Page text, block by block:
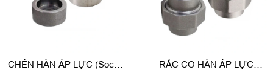
CHÉN HÀN ÁP LỰC (Socket
RẮC CO HÀN ÁP LỰC